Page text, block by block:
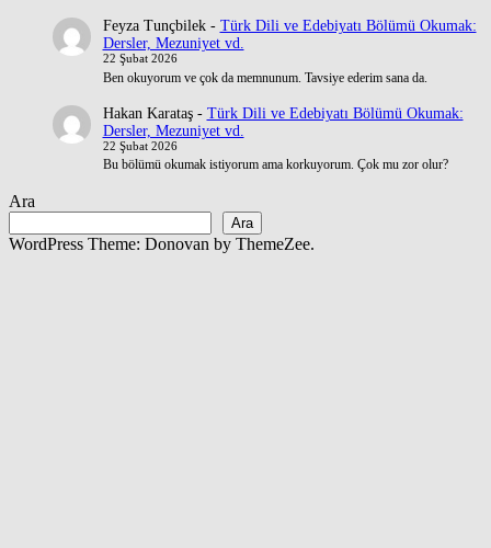
Feyza Tunçbilek- Türk Dili ve Edebiyatı Bölümü Okumak:
Dersler, Mezuniyet vd.
22 Şubat 2026
Ben okuyorum ve çok da memnunum. Tavsiye ederim sana da.
Hakan Karataş- Türk Dili ve Edebiyatı Bölümü Okumak:
Dersler, Mezuniyet vd.
22 Şubat 2026
Bu bölümü okumak istiyorum ama korkuyorum. Çok mu zor olur?
Ara
Ara
WordPress Theme: Donovan by ThemeZee.